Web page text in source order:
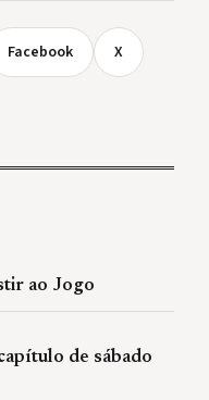
Facebook X
ao Jogo
de sábado